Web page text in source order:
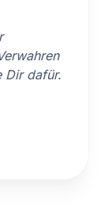
Dir dafür.